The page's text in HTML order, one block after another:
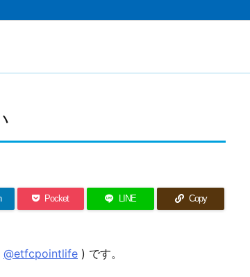
Pocket LINE Copy
@etfcpointlife ) です。